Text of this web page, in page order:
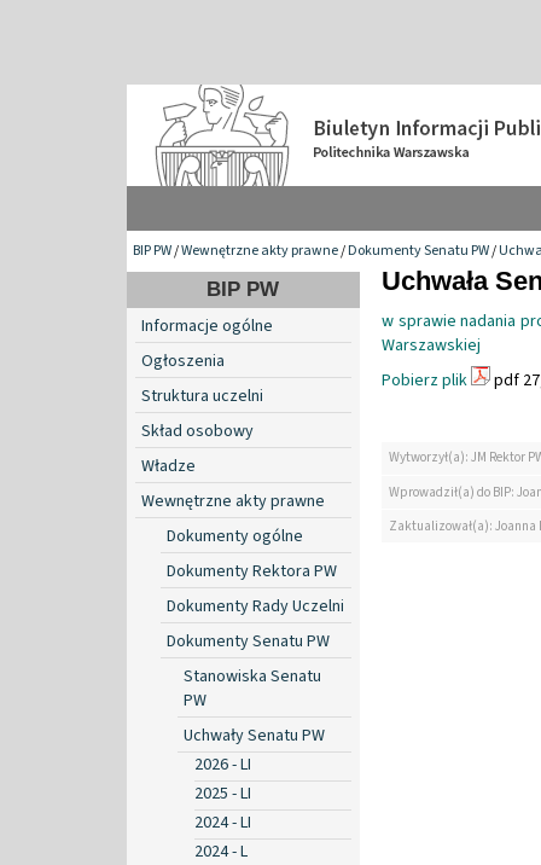
BIP PW/Wewnętrzne akty prawne/Dokumenty Senatu PW/
BIP PW
Informacje ogólne
Ogłoszenia
Struktura uczelni
Skład osobowy
Władze
Wewnętrzne akty prawne
Dokumenty ogólne
Dokumenty Rektora PW
Dokumenty Rady Uczelni
Dokumenty Senatu PW
Stanowiska Senatu
PW
Uchwały Senatu PW
2026 - LI
2025 - LI
2024 - LI
2024 - L
Uchwała
w sprawie nadania
Warszawskiej
Pobierz plik
pdf
Wytworzył(a): JM Rektor
Wprowadził(a) do BIP:
Zaktualizował(a):